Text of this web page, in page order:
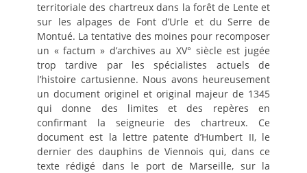
territoriale des chartreux dans la forêt de Lente et
sur les alpages de Font d’Urle et du Serre de
Montué. La tentative des moines pour recomposer
un « factum » d’archives au XV° siècle est jugée
trop tardive par les spécialistes actuels de
l’histoire cartusienne. Nous avons heureusement
un document originel et original majeur de 1345
qui donne des limites et des repères en
confirmant la seigneurie des chartreux. Ce
document est la lettre patente d’Humbert II, le
dernier des dauphins de Viennois qui, dans ce
texte rédigé dans le port de Marseille, sur la